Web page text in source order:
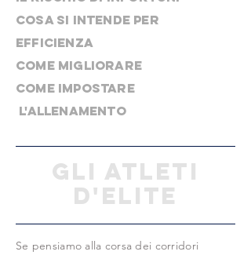
COSA SI INTENDE PER
EFFICIENZA
COME MIGLIORARE
COME IMPOSTARE
L'ALLENAMENTO
GLI ATLETI
D'ELITE
Se pensiamo alla corsa dei corridori